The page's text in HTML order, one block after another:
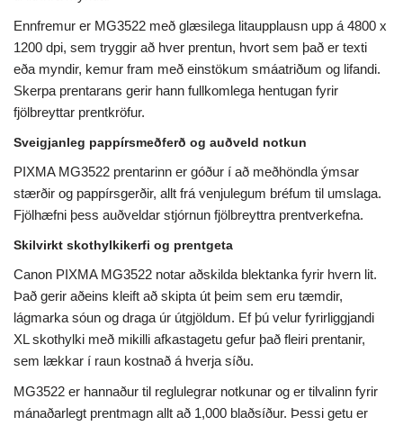
Ennfremur er MG3522 með glæsilega litaupplausn upp á 4800 x
1200 dpi, sem tryggir að hver prentun, hvort sem það er texti
eða myndir, kemur fram með einstökum smáatriðum og lifandi.
Skerpa prentarans gerir hann fullkomlega hentugan fyrir
fjölbreyttar prentkröfur.
Sveigjanleg pappírsmeðferð og auðveld notkun
PIXMA MG3522 prentarinn er góður í að meðhöndla ýmsar
stærðir og pappírsgerðir, allt frá venjulegum bréfum til umslaga.
Fjölhæfni þess auðveldar stjórnun fjölbreyttra prentverkefna.
Skilvirkt skothylkikerfi og prentgeta
Canon PIXMA MG3522 notar aðskilda blektanka fyrir hvern lit.
Það gerir aðeins kleift að skipta út þeim sem eru tæmdir,
lágmarka sóun og draga úr útgjöldum. Ef þú velur fyrirliggjandi
XL skothylki með mikilli afkastagetu gefur það fleiri prentanir,
sem lækkar í raun kostnað á hverja síðu.
MG3522 er hannaður til reglulegrar notkunar og er tilvalinn fyrir
mánaðarlegt prentmagn allt að 1,000 blaðsíður. Þessi getu er